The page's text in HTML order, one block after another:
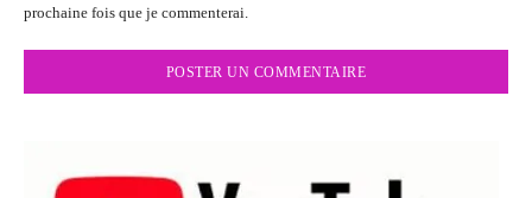
prochaine fois que je commenterai.